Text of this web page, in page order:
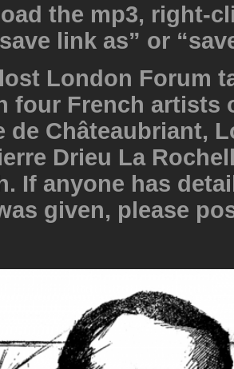
the mp3, right-
link as” or
London Forum
four French artists
de Châteaubriant,
Drieu La
If anyone has
given, please